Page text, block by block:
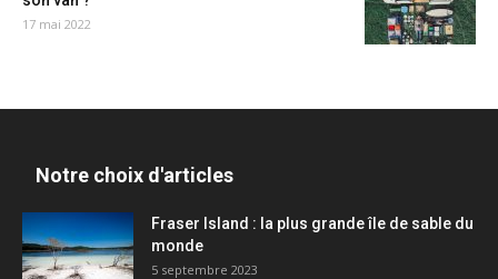
17 mai 2022
Notre choix d'articles
Fraser Island : la plus grande île de sable du
monde
5 septembre 2023